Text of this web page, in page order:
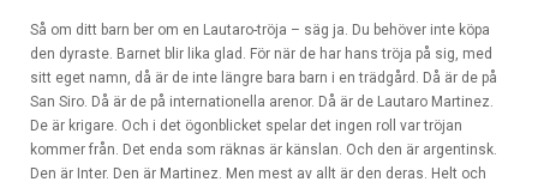
Så om ditt barn ber om en Lautaro-tröja – säg ja. Du behöver inte köpa
den dyraste. Barnet blir lika glad. För när de har hans tröja på sig, med
sitt eget namn, då är de inte längre bara barn i en trädgård. Då är de på
San Siro. Då är de på internationella arenor. Då är de Lautaro Martinez.
De är krigare. Och i det ögonblicket spelar det ingen roll var tröjan
kommer från. Det enda som räknas är känslan. Och den är argentinsk.
Den är Inter. Den är Martinez. Men mest av allt är den deras. Helt och